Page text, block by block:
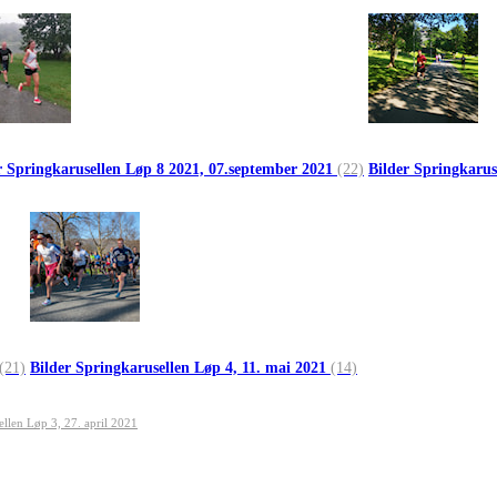
Springkarusellen Løp 8 2021, 07.september 2021 (22) Bilder
(21) Bilder Springkarusellen Løp 4, 11. mai 2021 (14)
Løp 3, 27. april 2021